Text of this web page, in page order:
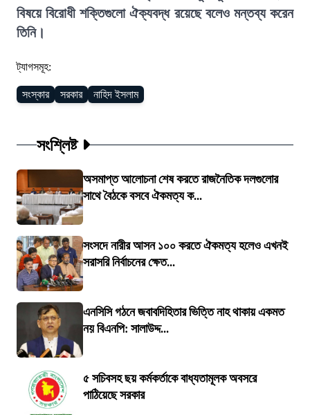
বিষয়ে বিরোধী শক্তিগুলো ঐক্যবদ্ধ রয়েছে বলেও মন্তব্য করেন
তিনি।
ট্যাগসমূহ:
সংস্কার সরকার নাহিদ ইসলাম
সংশ্লিষ্ট
অসমাপ্ত আলোচনা শেষ করতে রাজনৈতিক দলগুলোর
সাথে বৈঠকে বসবে ঐকমত্য ক...
সংসদে নারীর আসন ১০০ করতে ঐকমত্য হলেও এখনই
সরাসরি নির্বাচনের ক্ষেত...
এনসিসি গঠনে জবাবদিহিতার ভিত্তি নাহ থাকায় একমত
নয় বিএনপি: সালাউদ্দ...
৫ সচিবসহ ছয় কর্মকর্তাকে বাধ্যতামূলক অবসরে
পাঠিয়েছে সরকার